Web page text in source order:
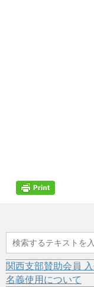
関西支部賛助会員
名義使用について